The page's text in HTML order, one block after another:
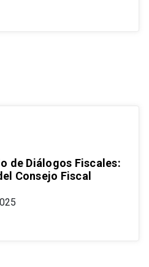
de Diálogos Fiscales:
Consejo Fiscal